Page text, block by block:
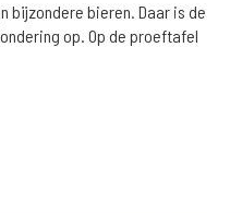
bijzondere bieren. Daar is de
op. Op de proeftafel